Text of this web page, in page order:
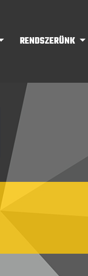
RENDSZERÜNK